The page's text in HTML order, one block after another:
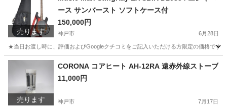
売ります
ース サンバースト ソフトケース付
150,000円
神戸市 6月28日
★当日お渡し時に、評価およびGoogleクチコミをご記入いただける方限定の価格です
兵庫 神戸市
売ります
CORONA コアヒート AH-12RA 遠赤外線ストーブ
11,000円
神戸市 7月17日